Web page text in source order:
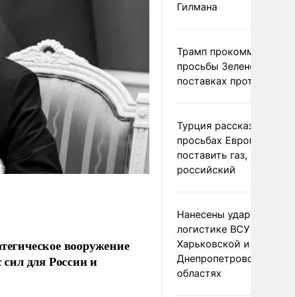
вооружение
сил для России и
Гилмана
Трамп
просьбы Зеленского о
поставках
Турция рассказала о
просьбах Европы
поставить газ, но не
российский
Нанесены удары по
логистике ВСУ в
Харьковской и
Днепропетровской
областях